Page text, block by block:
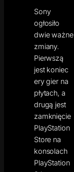
Sony
ogłosiło
dwie ważne
zmiany.
Pierwszą
jest koniec
ery gier na
płytach, a
drugą jest
zamknięcie
PlayStation
Store na
konsolach
PlayStation